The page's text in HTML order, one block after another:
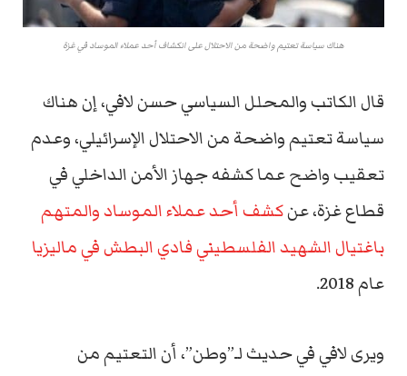
هناك سياسة تعتيم واضحة من الاحتلال على انكشاف أحد عملاء الموساد في غزة
قال الكاتب والمحلل السياسي حسن لافي، إن هناك
سياسة تعتيم واضحة من الاحتلال الإسرائيلي، وعدم
تعقيب واضح عما كشفه جهاز الأمن الداخلي في
قطاع غزة، عنكشف أحد عملاء الموساد والمتهم
باغتيال الشهيد الفلسطيني فادي البطش في ماليزيا
عام 2018.
ويرى لافي في حديث لـ”وطن”، أن التعتيم من